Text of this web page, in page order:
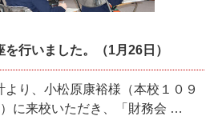
行いました。（1月26日）
り、小松原康裕様（本校１０９
に来校いただき、「財務会 …